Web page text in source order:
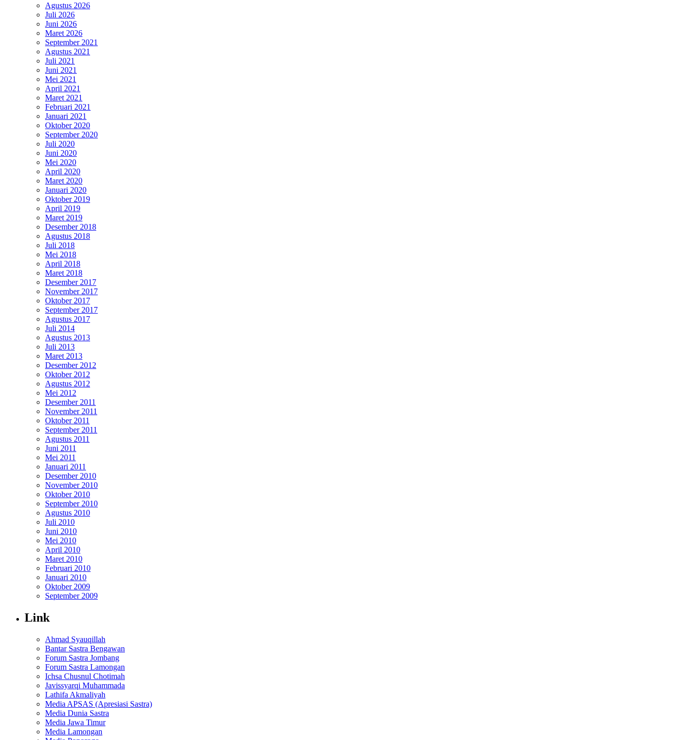
Agustus 2026
Juli 2026
Juni 2026
Maret 2026
September 2021
Agustus 2021
Juli 2021
Juni 2021
Mei 2021
April 2021
Maret 2021
Februari 2021
Januari 2021
Oktober 2020
September 2020
Juli 2020
Juni 2020
Mei 2020
April 2020
Maret 2020
Januari 2020
Oktober 2019
April 2019
Maret 2019
Desember 2018
Agustus 2018
Juli 2018
Mei 2018
April 2018
Maret 2018
Desember 2017
November 2017
Oktober 2017
September 2017
Agustus 2017
Juli 2014
Agustus 2013
Juli 2013
Maret 2013
Desember 2012
Oktober 2012
Agustus 2012
Mei 2012
Desember 2011
November 2011
Oktober 2011
September 2011
Agustus 2011
Juni 2011
Mei 2011
Januari 2011
Desember 2010
November 2010
Oktober 2010
September 2010
Agustus 2010
Juli 2010
Juni 2010
Mei 2010
April 2010
Maret 2010
Februari 2010
Januari 2010
Oktober 2009
September 2009
Link
Ahmad Syauqillah
Bantar Sastra Bengawan
Forum Sastra Jombang
Forum Sastra Lamongan
Ichsa Chusnul Chotimah
Javissyarqi Muhammada
Lathifa Akmaliyah
Media APSAS (Apresiasi Sastra)
Media Dunia Sastra
Media Jawa Timur
Media Lamongan